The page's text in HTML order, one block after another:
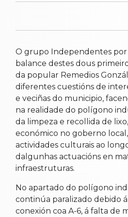
O grupo Independentes por
balance destes dous
da popular Remedios
diferentes cuestións de
e veciñas do municipio,
na realidade do polígono
da limpeza e recollida de
económico no goberno
actividades culturais ao
dalgunhas actuacións en
infraestruturas.
No apartado do polígono
continúa paralizado debido
conexión coa A-6, á falta de